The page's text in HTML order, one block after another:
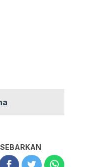
SEBARKAN